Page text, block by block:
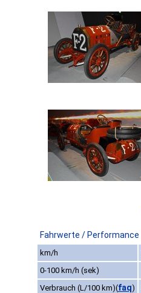
Fahrwerte / Performance
km/h
0-100 km/h (sek)
Verbrauch (L/100 km)(faq)